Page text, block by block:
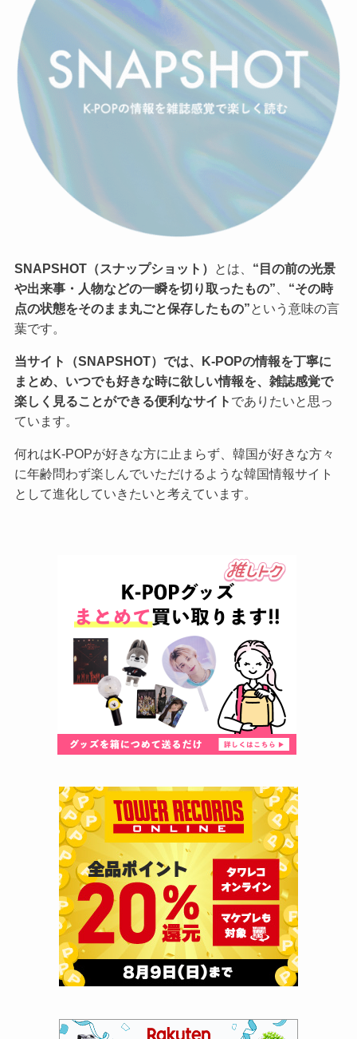
SNAPSHOT（スナップショット） とは、 “目の前の光景
や出来事・人物などの一瞬を切り取ったもの”
“その時
点の状態をそのまま丸ごと保存したもの” という意味の言
葉です。
当サイト（SNAPSHOT）では、K-POPの情報を丁寧に
まとめ、いつでも好きな時に欲しい情報を、雑誌感覚で
楽しく見ることができる便利なサイト でありたいと思っ
ています。
何れはK-POPが好きな方に止まらず、韓国が好きな方々
に年齢問わず楽しんでいただけるような韓国情報サイト
として進化していきたいと考えています。